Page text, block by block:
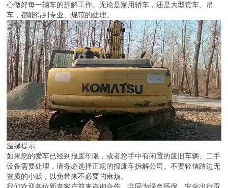
心做好每一辆车的拆解工作。无论是家用轿车，还是大型货车、吊
车，都能得到专业、规范的处理。
温馨提示
如果您的爱车已经到报废年限，或者您手中有闲置的废旧车辆、二手
设备需要处理，请务必选择正规的报废车拆解公司。不要轻信路边无
资质的小贩，以免带来不必要的麻烦。